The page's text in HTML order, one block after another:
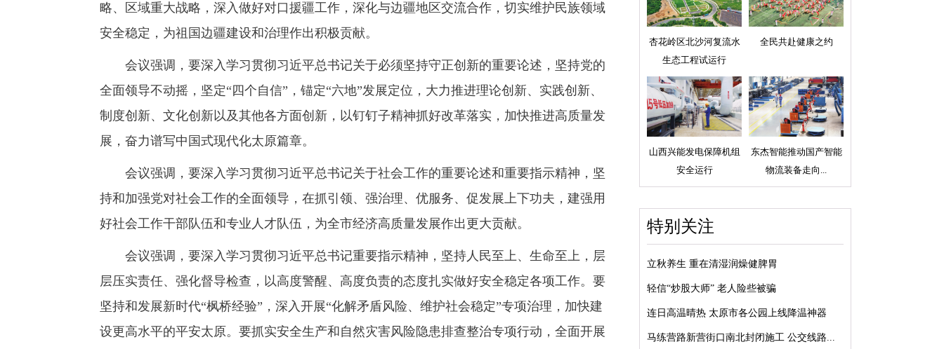
略、区域重大战略，深入做好对口援疆工作，深化与边疆地区交流合作，切实维护民族领域
安全稳定，为祖国边疆建设和治理作出积极贡献。
会议强调，要深入学习贯彻习近平总书记关于必须坚持守正创新的重要论述，坚持党的
全面领导不动摇，坚定“四个自信”，锚定“六地”发展定位，大力推进理论创新、实践创新、
制度创新、文化创新以及其他各方面创新，以钉钉子精神抓好改革落实，加快推进高质量发
展，奋力谱写中国式现代化太原篇章。
会议强调，要深入学习贯彻习近平总书记关于社会工作的重要论述和重要指示精神，坚
持和加强党对社会工作的全面领导，在抓引领、强治理、优服务、促发展上下功夫，建强用
好社会工作干部队伍和专业人才队伍，为全市经济高质量发展作出更大贡献。
会议强调，要深入学习贯彻习近平总书记重要指示精神，坚持人民至上、生命至上，层
层压实责任、强化督导检查，以高度警醒、高度负责的态度扎实做好安全稳定各项工作。要
坚持和发展新时代“枫桥经验”，深入开展“化解矛盾风险、维护社会稳定”专项治理，加快建
设更高水平的平安太原。要抓实安全生产和自然灾害风险隐患排查整治专项行动，全面开展
杏花岭区北沙河复流水
生态工程试运行
全民共赴健康之约
山西兴能发电保障机组
安全运行
东杰智能推动国产智能
物流装备走向...
特别关注
立秋养生 重在清湿润燥健脾胃
轻信“炒股大师” 老人险些被骗
连日高温晴热 太原市各公园上线降温神器
马练营路新营街口南北封闭施工 公交线路...